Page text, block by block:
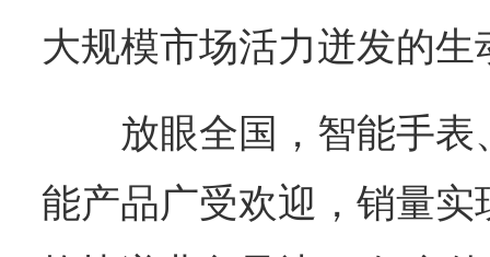
大规模市场活力迸发的生
放眼全国，智能手
能产品广受欢迎，销量